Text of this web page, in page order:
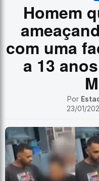
Homem
com uma
a 13
Por
23/01/